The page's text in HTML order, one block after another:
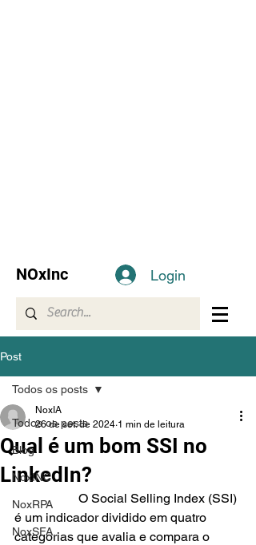
NOxInc Login
Post
Todos os posts
Blog
NoxINC
NoxRPA
NoxSFA
Todos os posts
Qual é um bom SSI no
LinkedIn?
NoxIA
26 de set. de 2024 1 min de leitura
		O Social Selling Index (SSI)
é um indicador dividido em quatro
categorias que avalia e compara o